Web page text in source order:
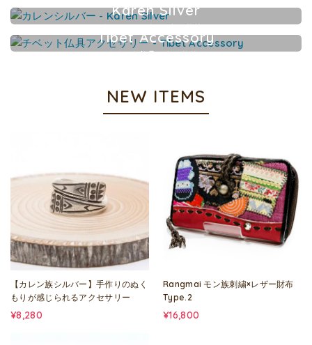
Karen Silver
カレンシルバーアクセサリー
Tibet Accessory
チベット仏具アクセサリー
NEW ITEMS
【カレン族シルバー】手作りのぬく
もりが感じられるアクセサリー
¥8,280
Rangmai モン族刺繍×レザー財布
Type.2
¥16,800